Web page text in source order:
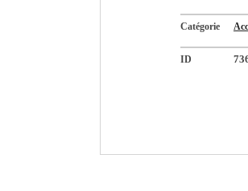
Catégorie
ID